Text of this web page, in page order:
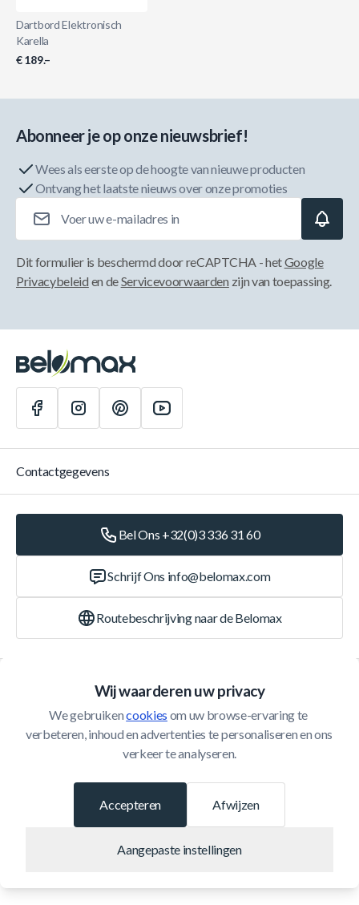
Dartbord Elektronisch
Karella
€ 189.–
Wij waarderen uw privacy
We gebruiken cookies om uw browse-ervaring te
verbeteren, inhoud en advertenties te personaliseren en ons
verkeer te analyseren.
Afwijzen
Aangepaste instellingen
Accepteren
Abonneer je op onze nieuwsbrief!
Wees als eerste op de hoogte van nieuwe producten
Ontvang het laatste nieuws over onze promoties
Dit formulier is beschermd door reCAPTCHA - hetGoogle
Privacybeleid en deServicevoorwaarden zijn van toepassing.
Klantenservice
Contactgegevens
Bel Ons +32(0)3 336 31 60
Schrijf Ons info@belomax.com
Routebeschrijving naar de Belomax